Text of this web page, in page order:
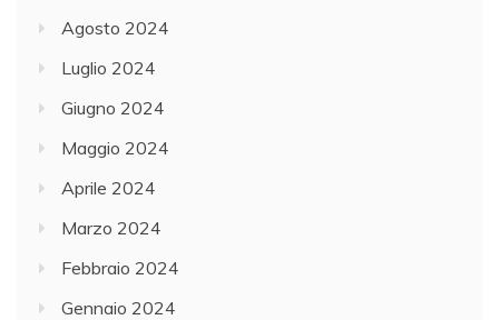
Agosto 2024
Luglio 2024
Giugno 2024
Maggio 2024
Aprile 2024
Marzo 2024
Febbraio 2024
Gennaio 2024